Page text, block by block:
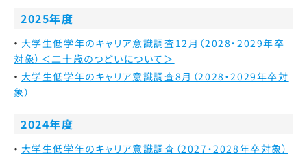
2025年度
大学生低学年のキャリア意識調査12月（2028・2029年卒
対象）＜二十歳のつどいについて＞
大学生低学年のキャリア意識調査8月（2028・2029年卒対
象）
2024年度
大学生低学年のキャリア意識調査（2027・2028年卒対象）